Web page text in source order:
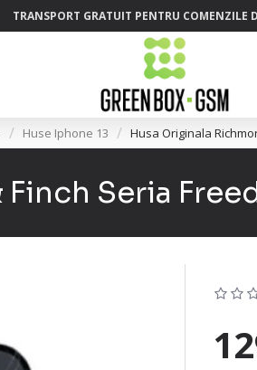
TRANSPORT GRATUIT PENTRU COMENZILE
Huse Iphone 13 Husa Originala
Seria